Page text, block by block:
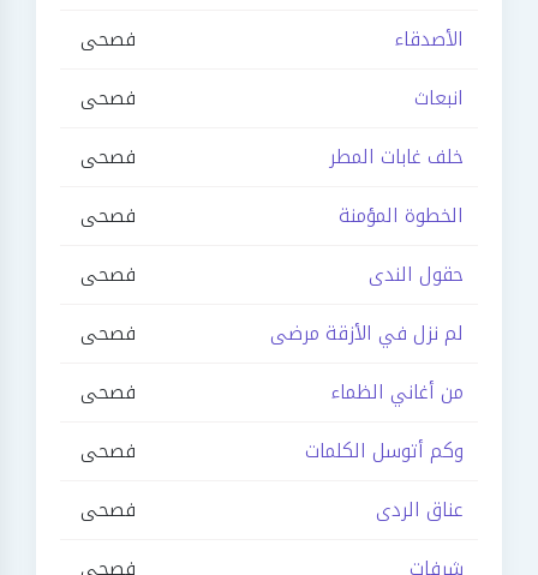
الأصدقاء
فصحى
انبعاث
فصحى
خلف غابات المطر
فصحى
الخطوة المؤمنة
فصحى
حقول الندى
فصحى
لم نزل في الأزقة مرضى
فصحى
من أغاني الظماء
فصحى
وكم أتوسل الكلمات
فصحى
عناق الردى
فصحى